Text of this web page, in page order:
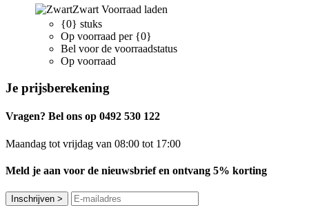
Zwart Voorraad laden
{0} stuks
Op voorraad per {0}
Bel voor de voorraadstatus
Op voorraad
Je prijsberekening
Vragen? Bel ons op 0492 530 122
Maandag tot vrijdag van 08:00 tot 17:00
Meld je aan voor de nieuwsbrief en ontvang 5% korting
Inschrijven >